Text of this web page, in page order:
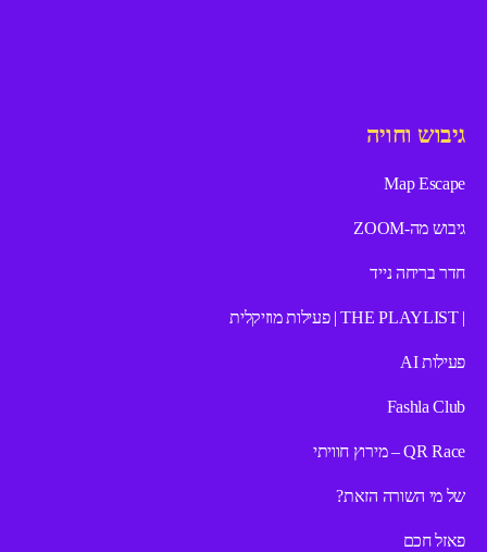
גיבוש וחויה
Map Escape
גיבוש מה-ZOOM
חדר בריחה נייד
| THE PLAYLIST | פעילות מוזיקלית
פעילות AI
Fashla Club
QR Race – מירוץ חוויתי
של מי השורה הזאת?
פאזל חכם